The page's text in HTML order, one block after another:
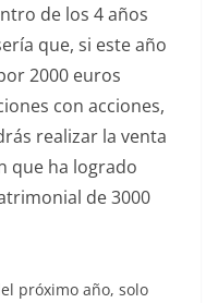
de los 4 años
que, si este año
2000 euros
con acciones,
realizar la venta
que ha logrado
de 3000
próximo año, solo